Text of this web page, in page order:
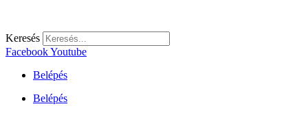
Keresés
FacebookYoutube
Belépés
Belépés